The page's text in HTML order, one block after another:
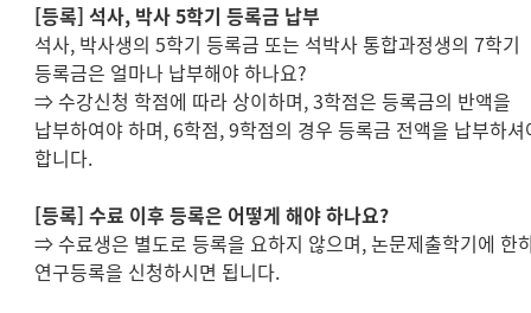
[등록]석사, 박사5학기 등록금 납부
석사, 박사생의5학기 등록금 또는 석박사 통합과정생의7학기
등록금은 얼마나 납부해야 하나요?
⇒수강신청 학점에 따라 상이하며, 3학점은 등록금의 반액을
납부하여야 하며, 6학점, 9학점의 경우 등록금 전액을 납부하셔
합니다.
[등록]수료 이후 등록은 어떻게 해야 하나요?
⇒수료생은 별도로 등록을 요하지 않으며,논문제출학기에 한
연구등록을 신청하시면 됩니다.